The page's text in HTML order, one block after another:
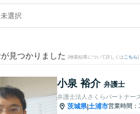
未選択
見つかりました (検索結果について詳しくは こちら)
小泉 裕介 弁護士
弁護士法人さくらパートナー
茨城県|土浦市営業時間：